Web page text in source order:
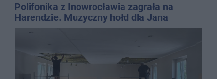
Polifonika z Inowrocławia zagrała na
Harendzie. Muzyczny hołd dla Jana
Kasprowicza